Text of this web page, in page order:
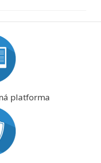
platforma